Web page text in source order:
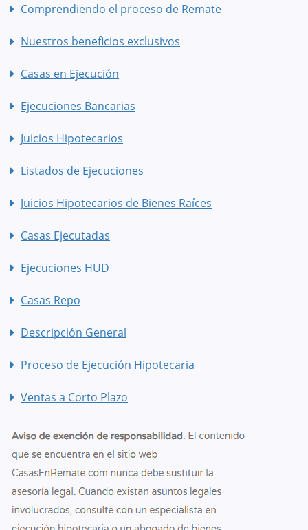
Comprendiendo el proceso de Remate
Nuestros beneficios exclusivos
Casas en Ejecución
Ejecuciones Bancarias
Juicios Hipotecarios
Listados de Ejecuciones
Juicios Hipotecarios de Bienes Raíces
Casas Ejecutadas
Ejecuciones HUD
Casas Repo
Descripción General
Proceso de Ejecución Hipotecaria
Ventas a Corto Plazo